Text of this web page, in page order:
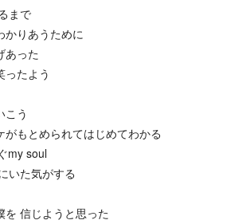
まで
かりあうために
あった
ったよう
こう
がもとめられてはじめてわかる
my soul
いた気がする
を 信じようと思った